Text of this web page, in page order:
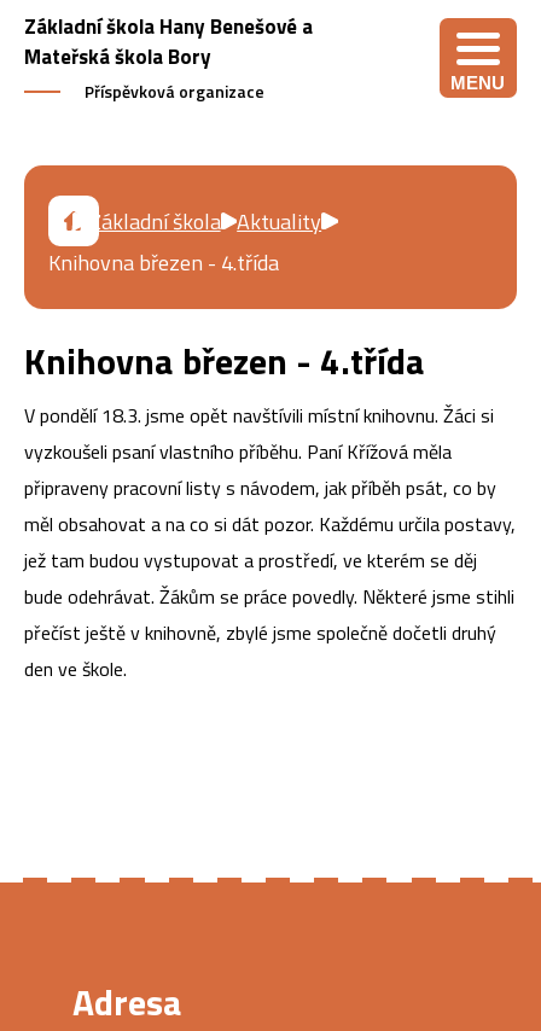
Základní škola Hany Benešové a
Mateřská škola Bory
Příspěvková organizace MENU
Základní škola Aktuality
Knihovna březen - 4.třída
Knihovna březen - 4.třída
V pondělí 18.3. jsme opět navštívili místní knihovnu. Žáci si
vyzkoušeli psaní vlastního příběhu. Paní Křížová měla
připraveny pracovní listy s návodem, jak příběh psát, co by
měl obsahovat a na co si dát pozor. Každému určila postavy,
jež tam budou vystupovat a prostředí, ve kterém se děj
bude odehrávat. Žákům se práce povedly. Některé jsme stihli
přečíst ještě v knihovně, zbylé jsme společně dočetli druhý
den ve škole.
Adresa